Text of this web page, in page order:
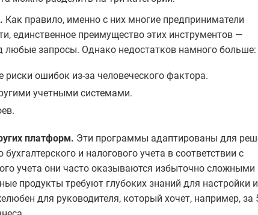
Как правило, именно с них многие предприниматели
единственное преимущество этих инструментов —
любые запросы. Однако недостатков намного больше:
ошибок из-за человеческого фактора.
учетными системами.
платформ. Эти программы адаптированы для
и налогового учета в соответствии с
учета они часто оказываются избыточно сложными
продукты требуют глубоких знаний для настройки и
для руководителя, который хочет, например, за